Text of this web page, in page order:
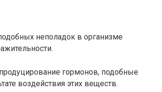
неполадок в организме
гормонов, подобные
воздействия этих веществ.